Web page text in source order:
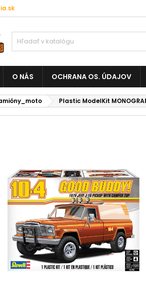
O NÁS OCHRANA OS. ÚDAJOV
Plastic ModelKit